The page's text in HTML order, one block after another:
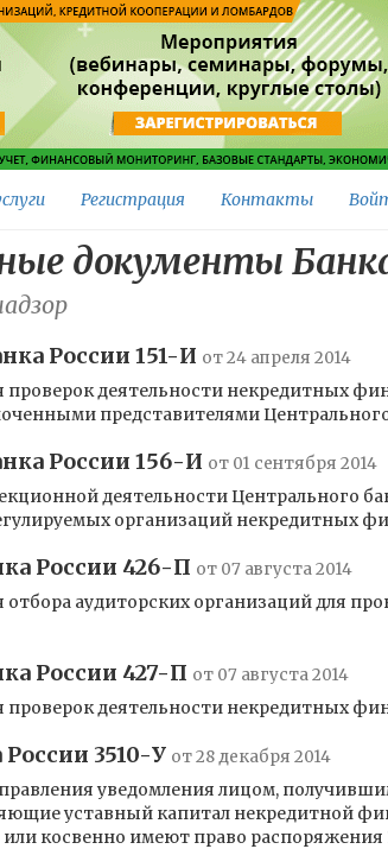
Регистрация Контакты
документы
России 151-И от 24 апреля 2014
проверок деятельности некредитных
представителями
России 156-И от 01 сентября 2014
деятельности Центрального
организаций некредитных
России 426-П от 07 августа 2014
отбора аудиторских организаций для
России 427-П от 07 августа 2014
проверок деятельности некредитных
3510-У от 28 декабря 2014
уведомления лицом,
уставный капитал некредитной
косвенно имеют право